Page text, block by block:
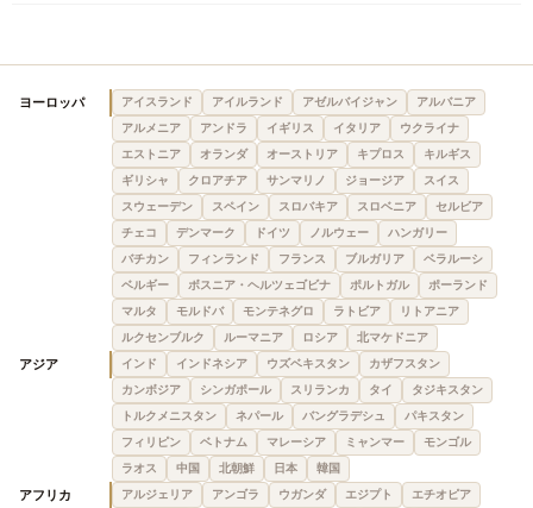
ヨーロッパ アイスランド アイルランド アゼルバイジャン
アルバニア
アルメニア
アンドラ イギリス イタリア
ウクライナ
エストニア
オランダ オーストリア キプロス
キルギス
ギリシャ
クロアチア サンマリノ ジョージア
スイス
スウェーデン
スペイン スロバキア スロベニア
セルビア
チェコ
デンマーク ドイツ ノルウェー
ハンガリー
バチカン
フィンランド フランス ブルガリア
ベラルーシ
ベルギー
ボスニア・ヘルツェゴビナ ポルトガル
ポーランド
マルタ
モルドバ モンテネグロ ラトビア
リトアニア
ルクセンブルク
ルーマニア ロシア 北マケドニア
アジア インド インドネシア ウズベキスタン
カザフスタン
カンボジア
シンガポール スリランカ タイ
タジキスタン
トルクメニスタン
ネパール バングラデシュ
パキスタン
フィリピン
ベトナム マレーシア ミャンマー
モンゴル
ラオス
中国 北朝鮮 日本 韓国
アフリカ アルジェリア アンゴラ ウガンダ エジプト
エチオピア